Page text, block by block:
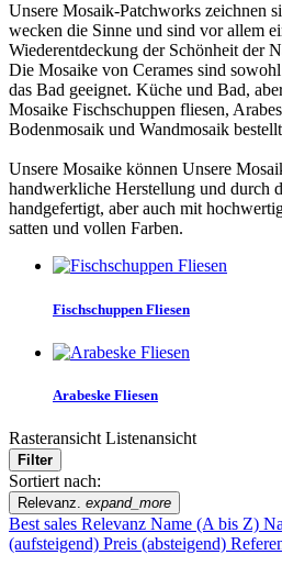
Unsere Mosaik-Patchworks zeichnen
wecken die Sinne und sind vor allem
Wiederentdeckung der Schönheit der
Die Mosaike von Cerames sind
das Bad geeignet. Küche und Bad,
Mosaike Fischschuppen fliesen,
Bodenmosaik und Wandmosaik
Unsere Mosaike können Unsere
handwerkliche Herstellung und durch
handgefertigt, aber auch mit
satten und vollen Farben.
Fischschuppen Fliesen
Arabeske Fliesen
Rasteransicht Listenansicht
Filter
Sortiert nach:
Relevanz. expand_more
Best sales Relevanz Name (A bis Z)
(aufsteigend) Preis (absteigend)